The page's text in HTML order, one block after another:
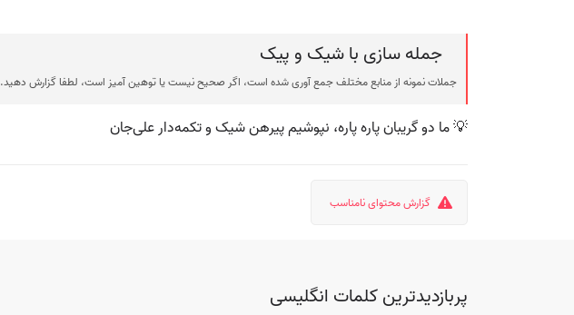
جمله سازی با شیک و پیک
جملات نمونه از منابع مختلف جمع آوری شده است، اگر صحیح نیست یا توهین آمیز است، لطفا گزارش دهید.
💡 ما دو گریبان پاره پاره، نپوشیم پیرهن شیک و تکمه‌دار علی‌جان
گزارش محتوای نامناسب
پربازدیدترین کلمات انگلیسی